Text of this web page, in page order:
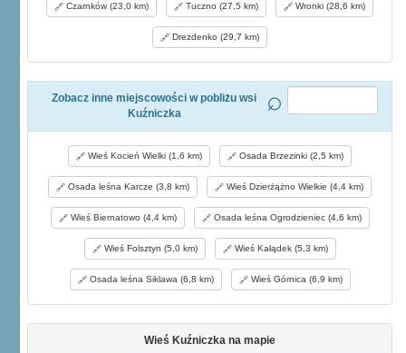
Czarnków (23,0 km) Tuczno (27,5 km) Wronki (28,6 km)
Drezdenko (29,7 km)
Zobacz inne miejscowości w pobliżu wsi
Kuźniczka
Wieś Kocień Wielki (1,6 km) Osada Brzezinki (2,5 km)
Osada leśna Karcze (3,8 km) Wieś Dzierżążno Wielkie (4,4 km)
Wieś Biernatowo (4,4 km) Osada leśna Ogrodzieniec (4,6 km)
Wieś Folsztyn (5,0 km) Wieś Kałądek (5,3 km)
Osada leśna Siklawa (6,8 km) Wieś Górnica (6,9 km)
Wieś Kuźniczka na mapie